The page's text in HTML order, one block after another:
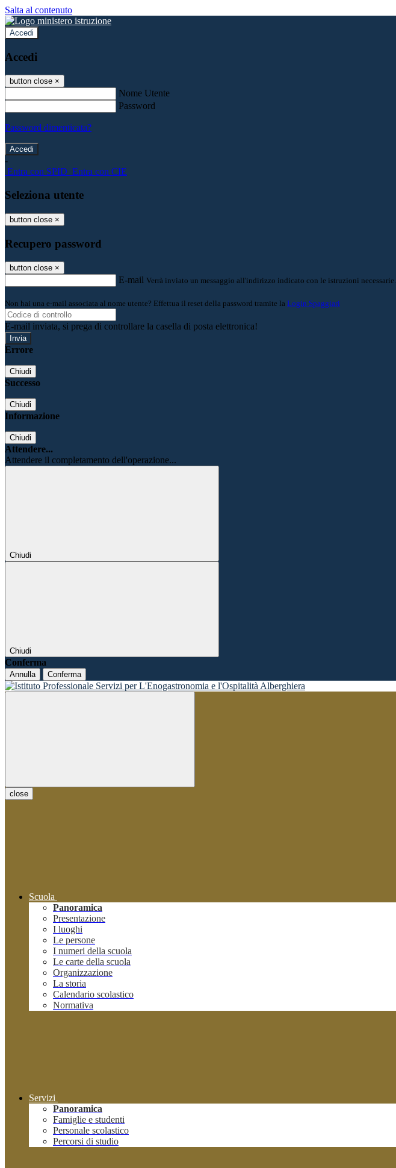
Salta al contenuto
Accedi
Accedi
button close ×
Nome Utente
Password
Password dimenticata?
-
Entra con SPID Entra con CIE
Seleziona utente
button close ×
Recupero password
button close ×
E-mail Verrà inviato un messaggio all'indirizzo indicato con le istruzioni necessarie.
Non hai una e-mail associata al nome utente? Effettua il reset della password tramite la Login Spaggiari
E-mail inviata, si prega di controllare la casella di posta elettronica!
Errore
Chiudi
Successo
Chiudi
Informazione
Chiudi
Attendere...
Attendere il completamento dell'operazione...
Chiudi
Chiudi
Conferma
Annulla Conferma
close
Scuola
Panoramica
Presentazione
I luoghi
Le persone
I numeri della scuola
Le carte della scuola
Organizzazione
La storia
Calendario scolastico
Normativa
Servizi
Panoramica
Famiglie e studenti
Personale scolastico
Percorsi di studio